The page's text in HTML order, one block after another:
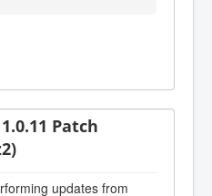
Patch
updates from